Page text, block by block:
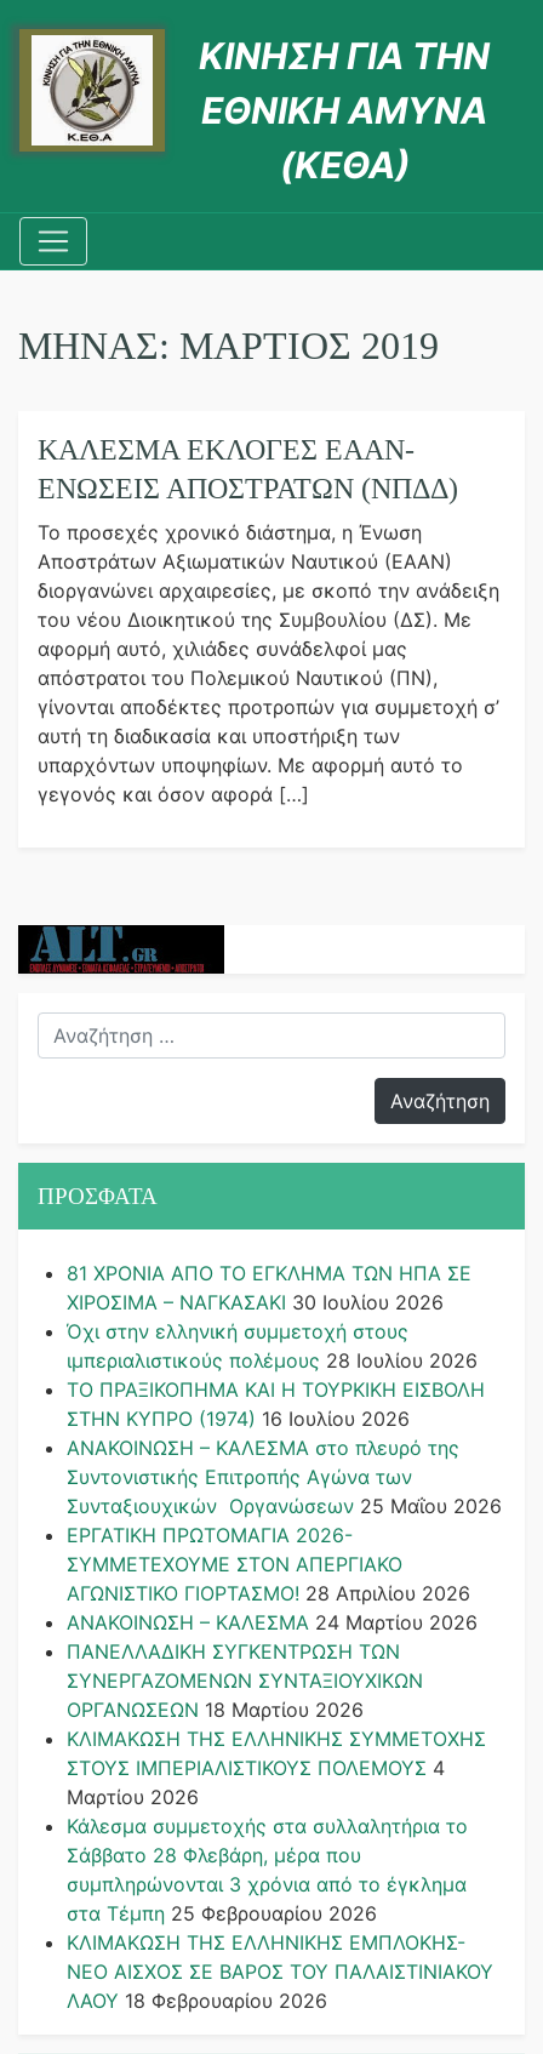
ΚΙΝΗΣΗ ΓΙΑ ΤΗΝ
ΕΘΝΙΚΗ ΑΜΥΝΑ
(ΚΕΘΑ)
ΜΉΝΑΣ: ΜΆΡΤΙΟΣ 2019
ΚΑΛΕΣΜΑ ΕΚΛΟΓΕΣ ΕΑΑΝ-
ΕΝΩΣΕΙΣ ΑΠΟΣΤΡΑΤΩΝ (ΝΠΔΔ)
Το προσεχές χρονικό διάστημα, η Ένωση
Αποστράτων Αξιωματικών Ναυτικού (ΕΑΑΝ)
διοργανώνει αρχαιρεσίες, με σκοπό την ανάδειξη
του νέου Διοικητικού της Συμβουλίου (ΔΣ). Με
αφορμή αυτό, χιλιάδες συνάδελφοί μας
απόστρατοι του Πολεμικού Ναυτικού (ΠΝ),
γίνονται αποδέκτες προτροπών για συμμετοχή σ’
αυτή τη διαδικασία και υποστήριξη των
υπαρχόντων υποψηφίων. Με αφορμή αυτό το
γεγονός και όσον αφορά […]
ΠΡΟΣΦΑΤΑ
81 ΧΡΟΝΙΑ ΑΠΟ ΤΟ ΕΓΚΛΗΜΑ ΤΩΝ ΗΠΑ ΣΕ
ΧΙΡΟΣΙΜΑ – ΝΑΓΚΑΣΑΚΙ 30 Ιουλίου 2026
Όχι στην ελληνική συμμετοχή στους
ιμπεριαλιστικούς πολέμους 28 Ιουλίου 2026
ΤΟ ΠΡΑΞΙΚΟΠΗΜΑ ΚΑΙ H ΤΟΥΡΚΙΚΗ ΕΙΣΒΟΛΗ
ΣΤΗΝ ΚΥΠΡΟ (1974) 16 Ιουλίου 2026
ΑΝΑΚΟΙΝΩΣΗ – ΚΑΛΕΣΜΑ στο πλευρό της
Συντονιστικής Επιτροπής Αγώνα των
Συνταξιουχικών Οργανώσεων 25 Μαΐου 2026
ΕΡΓΑΤΙΚΗ ΠΡΩΤΟΜΑΓΙΑ 2026-
ΣΥΜΜΕΤΕΧΟΥΜΕ ΣΤΟΝ ΑΠΕΡΓΙΑΚΟ
ΑΓΩΝΙΣΤΙΚΟ ΓΙΟΡΤΑΣΜΟ! 28 Απριλίου 2026
ΑΝΑΚΟΙΝΩΣΗ – ΚΑΛΕΣΜΑ 24 Μαρτίου 2026
ΠΑΝΕΛΛΑΔΙΚΗ ΣΥΓΚΕΝΤΡΩΣΗ ΤΩΝ
ΣΥΝΕΡΓΑΖΟΜΕΝΩΝ ΣΥΝΤΑΞΙΟΥΧΙΚΩΝ
ΟΡΓΑΝΩΣΕΩΝ 18 Μαρτίου 2026
ΚΛΙΜΑΚΩΣΗ ΤΗΣ ΕΛΛΗΝΙΚΗΣ ΣΥΜΜΕΤΟΧΗΣ
ΣΤΟΥΣ ΙΜΠΕΡΙΑΛΙΣΤΙΚΟΥΣ ΠΟΛΕΜΟΥΣ 4
Μαρτίου 2026
Κάλεσμα συμμετοχής στα συλλαλητήρια το
Σάββατο 28 Φλεβάρη, μέρα που
συμπληρώνονται 3 χρόνια από το έγκλημα
στα Τέμπη 25 Φεβρουαρίου 2026
ΚΛΙΜΑΚΩΣΗ ΤΗΣ ΕΛΛΗΝΙΚΗΣ ΕΜΠΛΟΚΗΣ-
ΝΕΟ ΑΙΣΧΟΣ ΣΕ ΒΑΡΟΣ ΤΟΥ ΠΑΛΑΙΣΤΙΝΙΑΚΟΥ
ΛΑΟΥ 18 Φεβρουαρίου 2026